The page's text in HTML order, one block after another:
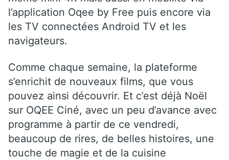
l’application Oqee by Free puis encore via
les TV connectées Android TV et les
navigateurs.
Comme chaque semaine, la plateforme
s’enrichit de nouveaux films, que vous
pouvez ainsi découvrir. Et c’est déjà Noël
sur OQEE Ciné, avec un peu d’avance avec
programme à partir de ce vendredi,
beaucoup de rires, de belles histoires, une
touche de magie et de la cuisine